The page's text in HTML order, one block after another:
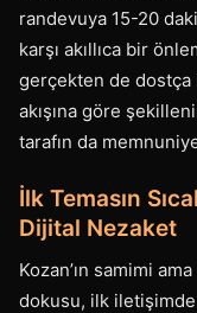
randevuya 15-20
karşı akıllıca bir
gerçekten de dostça
akışına göre
tarafın da
İlk Temasın
Dijital Nezaket
Kozan’ın samimi
dokusu, ilk